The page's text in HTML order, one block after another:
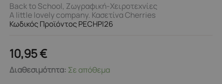
Back to School, Ζωγραφική-Χειροτεχνίες
A little lovely company. Κασετίνα Cherries
Κωδικός Προϊόντος PECHPI26
10,95€
Διαθεσιμότητα: Σε απόθεμα
A